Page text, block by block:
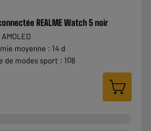
REALME Watch 5 noir
moyenne : 14 d
de modes sport : 108